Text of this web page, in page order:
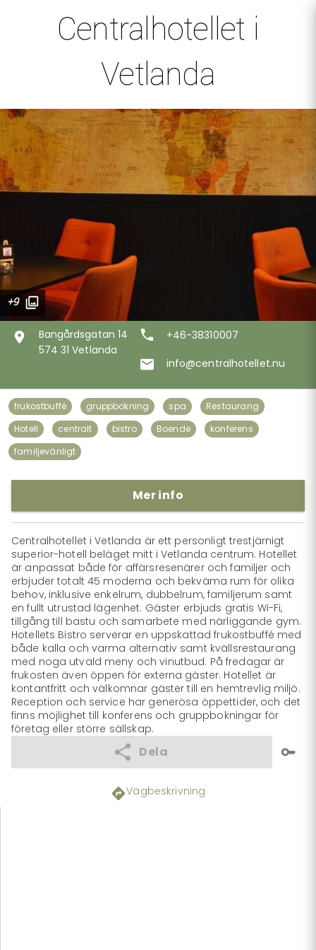
Centralhotellet i
Vetlanda
+9
Bangårdsgatan 14
574 31 Vetlanda
+46-38310007
info@centralhotellet.nu
frukostbuffé gruppbokning spa
Restaurang
Hotell
centralt bistro Boende
konferens
familjevänligt
Mer info
Centralhotellet i Vetlanda är ett personligt trestjärnigt
superior-hotell beläget mitt i Vetlanda centrum. Hotellet
är anpassat både för affärsresenärer och familjer och
erbjuder totalt 45 moderna och bekväma rum för olika
behov, inklusive enkelrum, dubbelrum, familjerum samt
en fullt utrustad lägenhet. Gäster erbjuds gratis Wi-Fi,
tillgång till bastu och samarbete med närliggande gym.
Hotellets Bistro serverar en uppskattad frukostbuffé med
både kalla och varma alternativ samt kvällsrestaurang
med noga utvald meny och vinutbud. På fredagar är
frukosten även öppen för externa gäster. Hotellet är
kontantfritt och välkomnar gäster till en hemtrevlig miljö.
Reception och service har generösa öppettider, och det
finns möjlighet till konferens och gruppbokningar för
företag eller större sällskap.
Dela
Vägbeskrivning